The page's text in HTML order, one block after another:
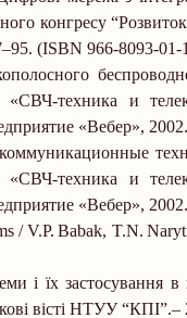
конгресу
–95. (ISBN 966-8093-01-
техника и
«Вебер», 2002.
техника и
«Вебер», 2002.
/V.P. Babak, T.N.
і їх
вісті НТУУ “КПІ”.–